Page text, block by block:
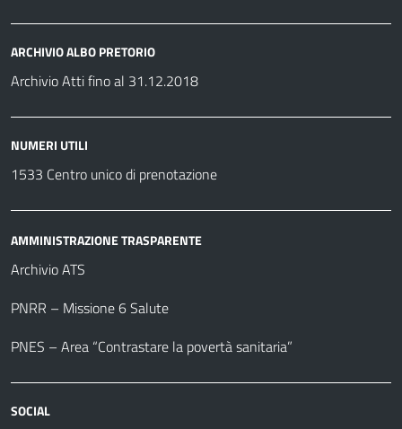
ARCHIVIO ALBO PRETORIO
Archivio Atti fino al 31.12.2018
NUMERI UTILI
1533 Centro unico di prenotazione
AMMINISTRAZIONE TRASPARENTE
Archivio ATS
PNRR – Missione 6 Salute
PNES – Area “Contrastare la povertà sanitaria”
SOCIAL